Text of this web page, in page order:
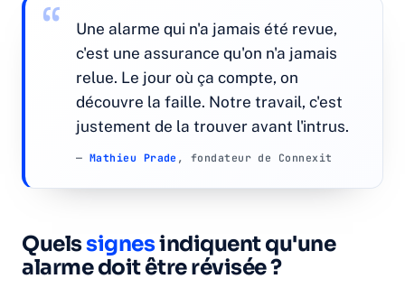
Une alarme qui n'a jamais été revue,
c'est une assurance qu'on n'a jamais
relue. Le jour où ça compte, on
découvre la faille. Notre travail, c'est
justement de la trouver avant l'intrus.
— Mathieu Prade , fondateur de Connexit
Quelssignesindiquent qu'une
alarme doit être révisée ?